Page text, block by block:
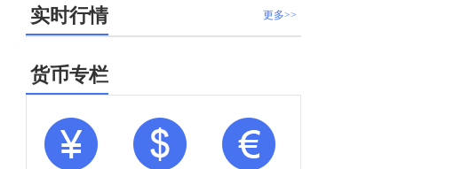
更多>>
实时行情
货币专栏